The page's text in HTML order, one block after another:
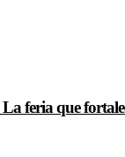
feria que